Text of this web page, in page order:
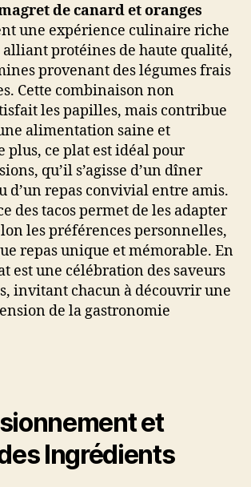
de canard et oranges
une expérience culinaire riche
protéines de haute qualité,
provenant des légumes frais
Cette combinaison non
les papilles, mais contribue
alimentation saine et
plus, ce plat est idéal pour
qu’il s’agisse d’un dîner
d’un repas convivial entre amis.
des tacos permet de les adapter
les préférences personnelles,
repas unique et mémorable. En
est une célébration des saveurs
invitant chacun à découvrir une
de la gastronomie
et
Ingrédients